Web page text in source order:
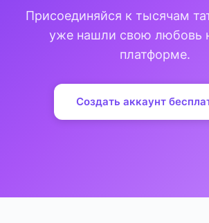
Присоединяйся к тысячам
уже нашли свою любовь
платформе.
Создать аккаунт